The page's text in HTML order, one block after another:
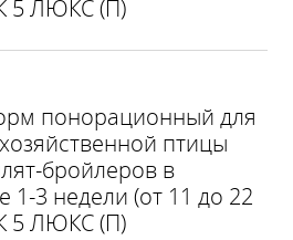
5 ЛЮКС (П)
понорационный для
птицы
бройлеров в
1-3 недели (от 11 до 22
5 ЛЮКС (П)